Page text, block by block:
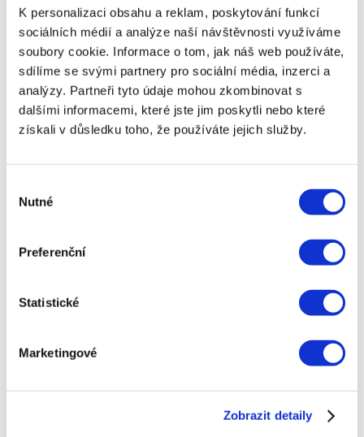
K personalizaci obsahu a reklam, poskytování funkcí
sociálních médií a analýze naší návštěvnosti využíváme
soubory cookie. Informace o tom, jak náš web používáte,
sdílíme se svými partnery pro sociální média, inzerci a
analýzy. Partneři tyto údaje mohou zkombinovat s
dalšími informacemi, které jste jim poskytli nebo které
získali v důsledku toho, že používáte jejich služby.
souhlasu
Nutné
Preferenční
Statistické
Marketingové
Zobrazit detaily
prodloužení doby splatnosti. Tyto poplatky mohou
celkovou částku, kterou budete muset zaplatit,
výrazně navýšit. Proto je důležité si před sjednáním
půjčky důkladně pročíst všechny podmínky a zjistit,
jaké poplatky jsou s půjčkou spojeny. Vždy je dobré
věnovat čas podrobnému prostudování smlouvy a
neváhat se obrátit na poskytovatele s otázkami,
pokud něčemu nerozumíte.
potřebují okamžitě získat peníze na pokrytí
neočekávaných výdajů a preferují hotovostní
širokou dostupnost, což z něj činí oblíbenou volbu
důkladně si prostudujete podmínky, můžete se
vašim potřebám.
důležitéporovnat nabídkyrůzných poskytovatelů.
Na trhu existuje mnoho nebankovních společností,